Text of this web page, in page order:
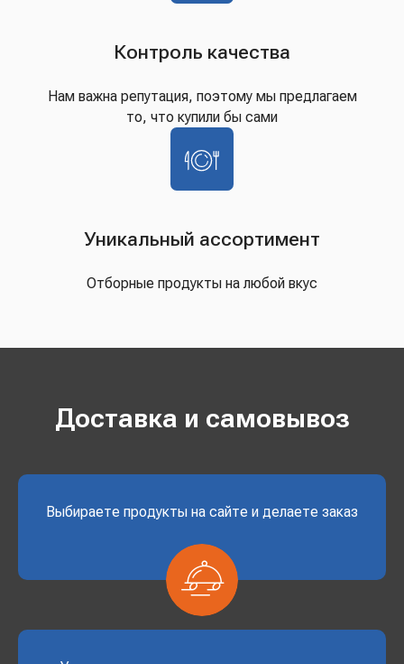
Контроль качества
Нам важна репутация, поэтому мы предлагаем
то, что купили бы сами
Уникальный ассортимент
Отборные продукты на любой вкус
Доставка и самовывоз
Выбираете продукты на сайте и делаете заказ